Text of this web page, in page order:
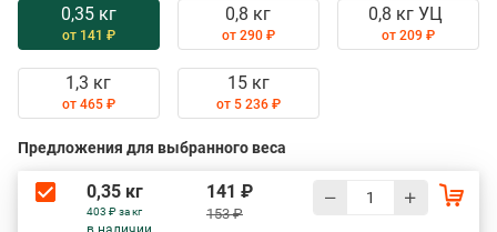
0,35 кг
от 141 ₽
0,8 кг
от 290 ₽
0,8 кг УЦ
от 209 ₽
1,3 кг
от 465 ₽
15 кг
от 5 236 ₽
Предложения для выбранного веса
0,35 кг
403 ₽ за кг
141 ₽
153 ₽